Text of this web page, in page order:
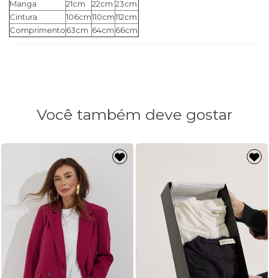
Manga
21cm 22cm 23cm
Cintura
106cm110cm112cm
Comprimento63cm 64cm 66cm
Você também deve gostar